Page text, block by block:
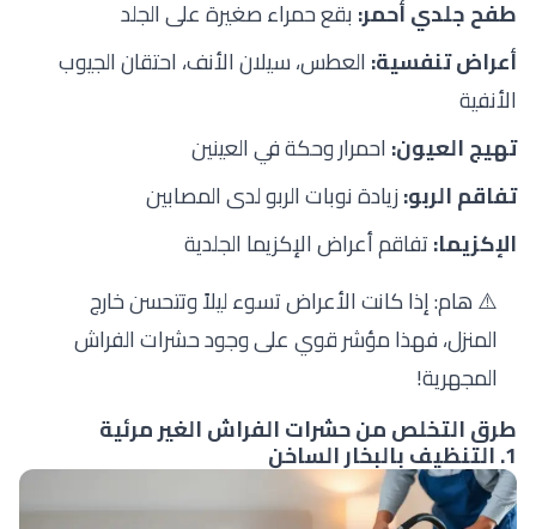
طفح جلدي أحمر: بقع حمراء صغيرة على الجلد
أعراض تنفسية: العطس، سيلان الأنف، احتقان الجيوب
الأنفية
تهيج العيون: احمرار وحكة في العينين
تفاقم الربو:زيادة نوبات الربو لدى المصابين
الإكزيما:تفاقم أعراض الإكزيما الجلدية
⚠️ هام: إذا كانت الأعراض تسوء ليلاً وتتحسن خارج
المنزل، فهذا مؤشر قوي على وجود حشرات الفراش
المجهرية!
طرق التخلص من حشرات الفراش الغير مرئية
1. التنظيف بالبخار الساخن